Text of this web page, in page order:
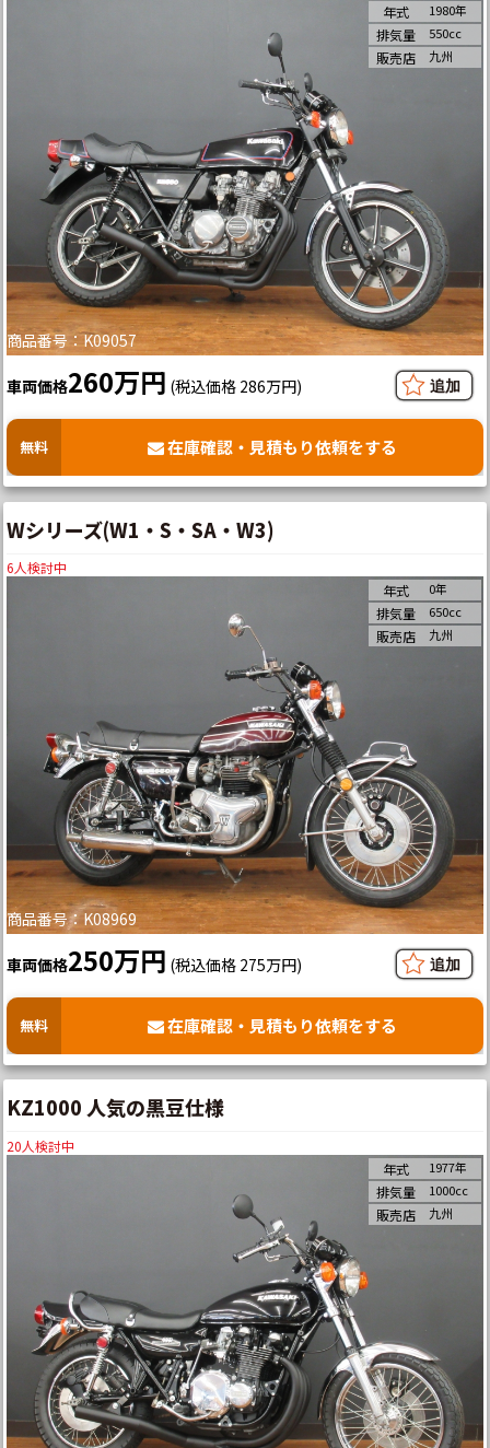
商品番号：K09057
年式 1980年
排気量 550cc
販売店 九州
車両価格260万円 (税込価格 286万円)
無料 在庫確認・見積もり依頼をする
Wシリーズ(W1・S・SA・W3)
6人検討中
商品番号：K08969
年式 0年
排気量 650cc
販売店 九州
車両価格250万円 (税込価格 275万円)
無料 在庫確認・見積もり依頼をする
KZ1000 人気の黒豆仕様
20人検討中
年式
1977年
排気量 1000cc
販売店 九州